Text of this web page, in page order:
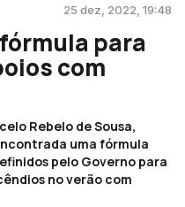
25 dez, 2022, 19:48
para
com
Rebelo de Sousa,
uma fórmula
pelo Governo para
no verão com